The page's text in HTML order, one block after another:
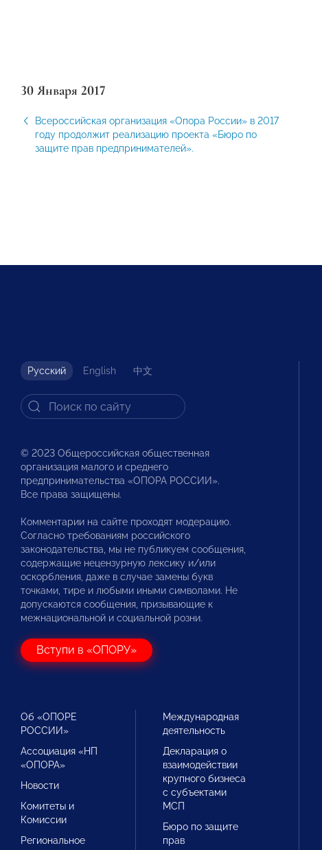
30 Января 2017
Всероссийская организация «Опора России» в 2017
году продолжит реализацию проекта «Бюро по
защите прав предпринимателей».
Русский English 中文
© 2023 Общероссийская общественная
организация малого и среднего
предпринимательства «ОПОРА РОССИИ».
Все права защищены.
Комментарии на сайте проходят модерацию.
Согласно требованиям российского
законодательства, мы не публикуем сообщения,
содержащие нецензурную лексику и/или
оскорбления, даже в случае замены букв
точками, тире и любыми иными символами. Не
допускаются сообщения, призывающие к
межнациональной и социальной розни.
Вступи в «ОПОРУ»
Об «ОПОРЕ
РОССИИ»
Ассоциация «НП
«ОПОРА»
Новости
Комитеты и
Комиссии
Региональное
Международная
деятельность
Декларация о
взаимодействии
крупного бизнеса
с субъектами
МСП
Бюро по защите
прав